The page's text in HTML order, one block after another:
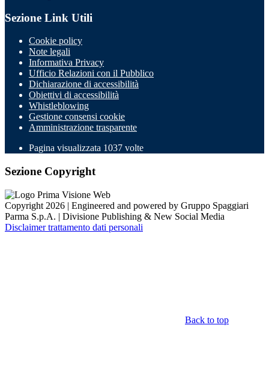
Sezione Link Utili
Cookie policy
Note legali
Informativa Privacy
Ufficio Relazioni con il Pubblico
Dichiarazione di accessibilità
Obiettivi di accessibilità
Whistleblowing
Gestione consensi cookie
Amministrazione trasparente
Pagina visualizzata 1037 volte
Sezione Copyright
Copyright 2026 | Engineered and powered by Gruppo Spaggiari
Parma S.p.A. | Divisione Publishing & New Social Media
Disclaimer trattamento dati personali
Back to top